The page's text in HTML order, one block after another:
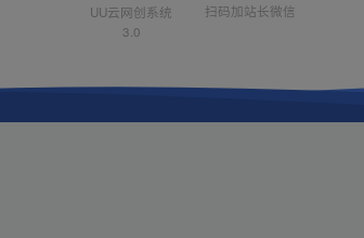
UU云网创系统
3.0
扫码加站长微信